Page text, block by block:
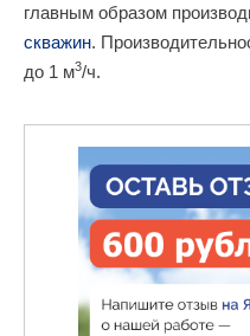
главным образом
скважин.
до 1 м3/ч.